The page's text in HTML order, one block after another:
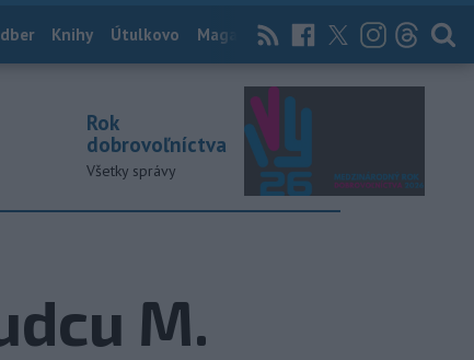
Knihy Útulkovo Magazín News Now Archív
Rok
dobrovoľníctva
Všetky správy
M.